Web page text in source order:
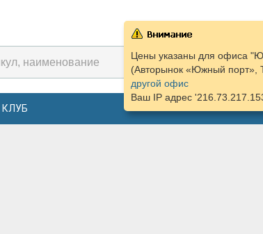
КЛУБ
Цены указаны для офиса
(Авторынок «Южный порт»,
другой офис
Ваш IP адрес